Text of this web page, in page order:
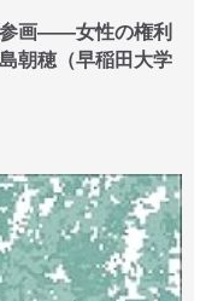
参画――女性の権利
穂（早稲田大学